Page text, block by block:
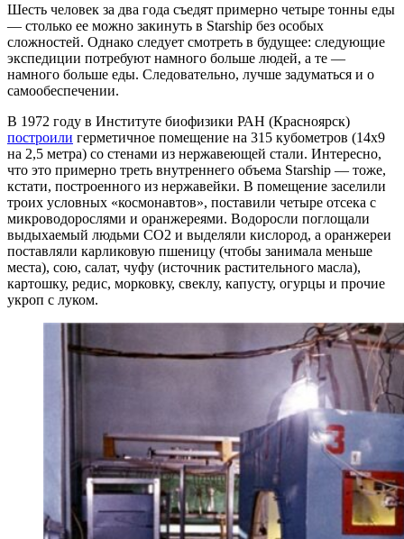
Шесть человек за два года съедят примерно четыре тонны еды
— столько ее можно закинуть в Starship без особых
сложностей. Однако следует смотреть в будущее: следующие
экспедиции потребуют намного больше людей, а те —
намного больше еды. Следовательно, лучше задуматься и о
самообеспечении.
В 1972 году в Институте биофизики РАН (Красноярск)
построили герметичное помещение на 315 кубометров (14х9
на 2,5 метра) со стенами из нержавеющей стали. Интересно,
что это примерно треть внутреннего объема Starship — тоже,
кстати, построенного из нержавейки. В помещение заселили
троих условных «космонавтов», поставили четыре отсека с
микроводорослями и оранжереями. Водоросли поглощали
выдыхаемый людьми СО2 и выделяли кислород, а оранжереи
поставляли карликовую пшеницу (чтобы занимала меньше
места), сою, салат, чуфу (источник растительного масла),
картошку, редис, морковку, свеклу, капусту, огурцы и прочие
укроп с луком.